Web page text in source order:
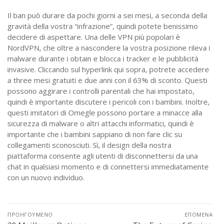
Il ban può durare da pochi giorni a sei mesi, a seconda della
gravità della vostra “infrazione”, quindi potete benissimo
decidere di aspettare. Una delle VPN più popolari è
NordVPN, che oltre a nascondere la vostra posizione rileva i
malware durante i obtain e blocca i tracker e le pubblicità
invasive. Cliccando sul hyperlink qui sopra, potrete accedere
a three mesi gratuiti e due anni con il 63% di sconto. Questi
possono aggirare i controlli parentali che hai impostato,
quindi è importante discutere i pericoli con i bambini. Inoltre,
questi imitatori di Omegle possono portare a minacce alla
sicurezza di malware o altri attacchi informatici, quindi è
importante che i bambini sappiano di non fare clic su
collegamenti sconosciuti. Sì, il design della nostra
piattaforma consente agli utenti di disconnettersi da una
chat in qualsiasi momento e di connettersi immediatamente
con un nuovo individuo.
Πλοήγηση
ΠΡΟΗΓΟΎΜΕΝΟ ΕΠΌΜΕΝΑ